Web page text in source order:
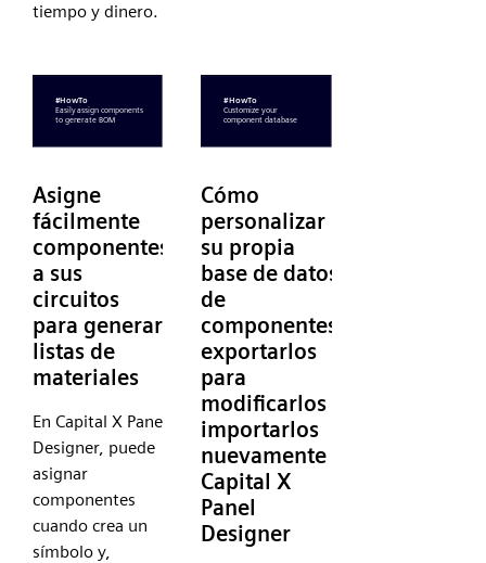
tiempo y dinero.
Asigne
fácilmente
componentes
a sus
circuitos
para generar
listas de
materiales
En Capital X Panel
Designer, puede
asignar
componentes
cuando crea un
símbolo y,
Cómo
personalizar
su propia
base de datos
de
componentes,
exportarlos
para
modificarlos e
importarlos
nuevamente a
Capital X
Panel
Designer